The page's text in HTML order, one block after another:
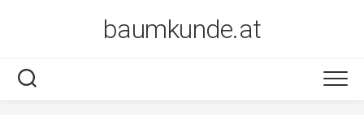
baumkunde.at